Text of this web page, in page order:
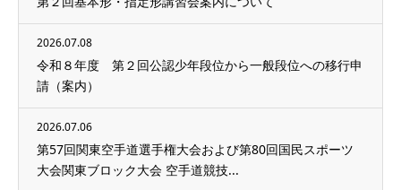
2026.07.08
令和８年度 第２回公認少年段位から一般段位への移行申
請（案内）
2026.07.06
第57回関東空手道選手権大会および第80回国民スポーツ
大会関東ブロック大会 空手道競技...